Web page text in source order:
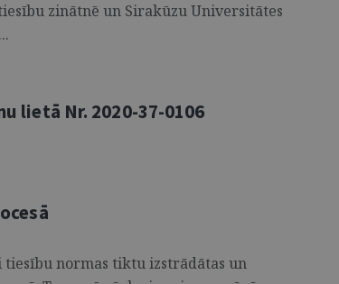
zinātnē un Sirakūzu Universitātes
lietā Nr. 2020-37-0106
normas tiktu izstrādātas un